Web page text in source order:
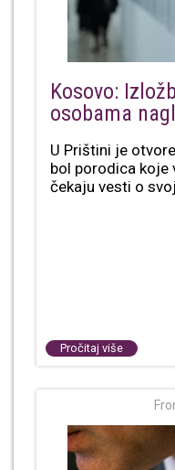
Kosovo:
osobama
U Prištini je
bol porodica koje
čekaju vesti o
Pročitaj više